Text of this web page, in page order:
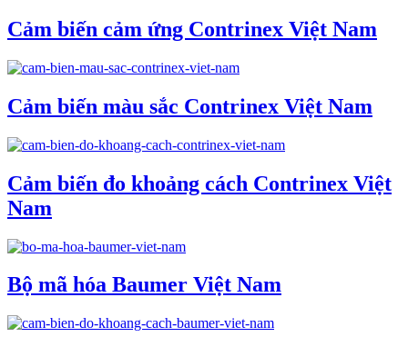
Cảm biến cảm ứng Contrinex Việt Nam
Cảm biến màu sắc Contrinex Việt Nam
Cảm biến đo khoảng cách Contrinex Việt
Nam
Bộ mã hóa Baumer Việt Nam